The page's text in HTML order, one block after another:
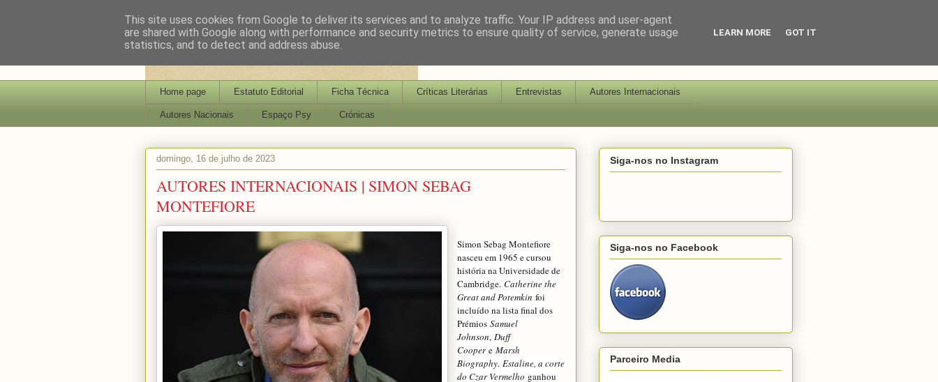
Home page Estatuto Editorial Ficha Técnica Críticas Literárias Entrevistas Autores Internacionais
Autores Nacionais Espaço Psy Crónicas
domingo, 16 de julho de 2023
AUTORES INTERNACIONAIS | SIMON SEBAG
MONTEFIORE
Simon Sebag Montefiore
nasceu em 1965 e cursou
história na Universidade de
Cambridge. Catherine the
Great and Potemkin foi
incluído na lista final dos
Prémios Samuel
Johnson, Duff
Cooper e Marsh
Biography. Estaline, a corte
do Czar Vermelho ganhou
Siga-nos no Instagram
Siga-nos no Facebook
Parceiro Media
This site uses cookies from Google to deliver its services and to analyze traffic. Your IP address and user-agent
are shared with Google along with performance and security metrics to ensure quality of service, generate usage
statistics, and to detect and address abuse.
LEARN MORE GOT IT